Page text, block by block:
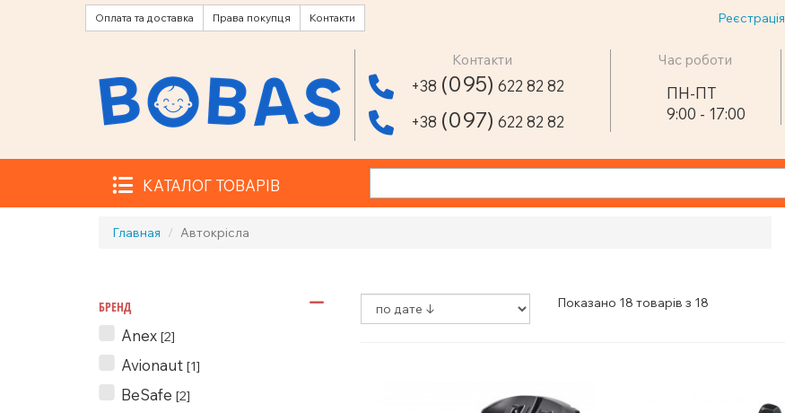
Оплата та доставка Права покупця Контакти Реєстрація
Контакти
+38 (095) 622 82 82
+38 (097) 622 82 82
Час роботи
ПН-ПТ
9:00 - 17:00
КАТАЛОГ ТОВАРІВ
Главная Автокрісла
БРЕНД
Anex [2]
Avionaut [1]
BeSafe [2]
Показано 18 товарів з 18